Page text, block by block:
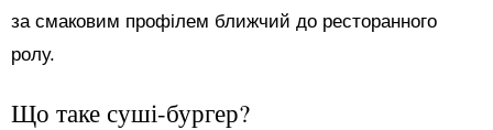
за смаковим профілем ближчий до ресторанного
ролу.
Що таке суші-бургер?